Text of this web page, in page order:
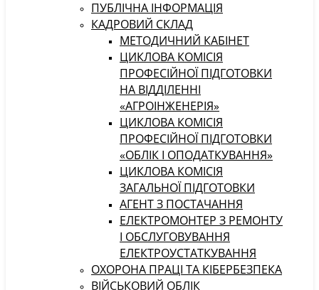
ПУБЛІЧНА ІНФОРМАЦІЯ
КАДРОВИЙ СКЛАД
МЕТОДИЧНИЙ КАБІНЕТ
ЦИКЛОВА КОМІСІЯ
ПРОФЕСІЙНОЇ ПІДГОТОВКИ
НА ВІДДІЛЕННІ
«АГРОІНЖЕНЕРІЯ»
ЦИКЛОВА КОМІСІЯ
ПРОФЕСІЙНОЇ ПІДГОТОВКИ
«ОБЛІК І ОПОДАТКУВАННЯ»
ЦИКЛОВА КОМІСІЯ
ЗАГАЛЬНОЇ ПІДГОТОВКИ
АГЕНТ З ПОСТАЧАННЯ
ЕЛЕКТРОМОНТЕР З РЕМОНТУ
І ОБСЛУГОВУВАННЯ
ЕЛЕКТРОУСТАТКУВАННЯ
ОХОРОНА ПРАЦІ ТА КІБЕРБЕЗПЕКА
ВІЙСЬКОВИЙ ОБЛІК